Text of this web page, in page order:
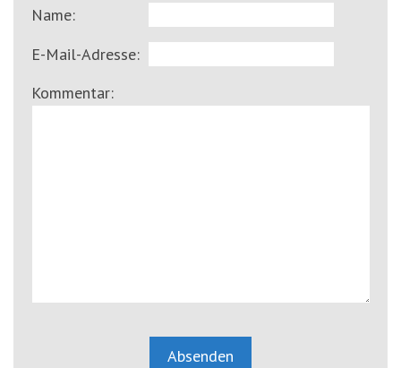
Name:
E-Mail-Adresse:
Kommentar: